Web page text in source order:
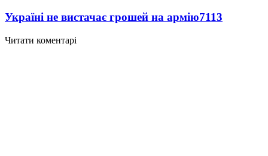
Україні не вистачає грошей на армію7113
Читати коментарі